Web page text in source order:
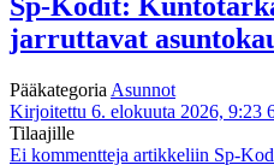
Sp-Kodit:
jarruttavat
Pääkategoria Asunnot
Kirjoitettu 6. elokuuta 2026, 9:23
Tilaajille
Ei kommentteja artikkeliin Sp-